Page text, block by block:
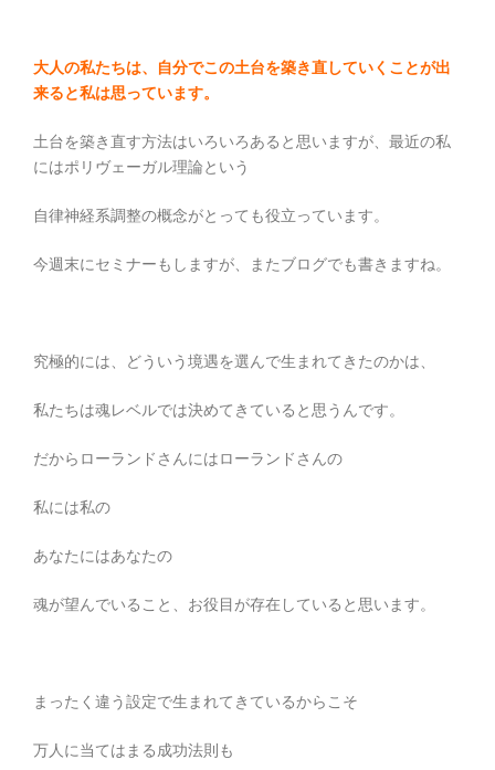
大人の私たちは、自分でこの土台を築き直していくことが出
来ると私は思っています。
土台を築き直す方法はいろいろあると思いますが、最近の私
にはポリヴェーガル理論という
自律神経系調整の概念がとっても役立っています。
今週末にセミナーもしますが、またブログでも書きますね。
究極的には、どういう境遇を選んで生まれてきたのかは、
私たちは魂レベルでは決めてきていると思うんです。
だからローランドさんにはローランドさんの
私には私の
あなたにはあなたの
魂が望んでいること、お役目が存在していると思います。
まったく違う設定で生まれてきているからこそ
万人に当てはまる成功法則も